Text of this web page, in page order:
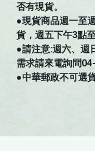
否有現貨。
●現貨商品週一至
貨，週五下午3點
●請注意:週六、週
需求請來電詢問
●中華郵政不可選